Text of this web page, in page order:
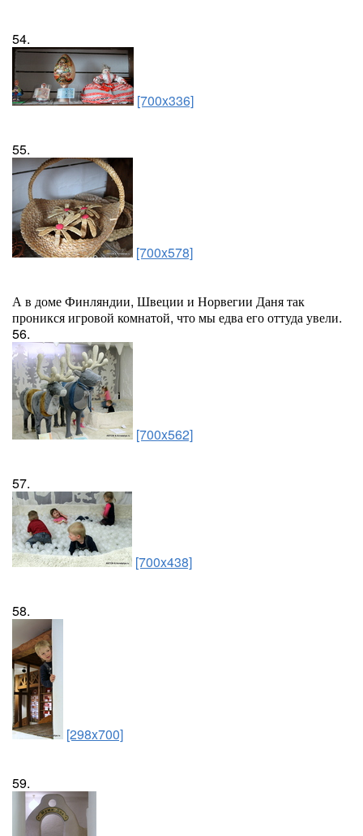
54.
[700x336]
55.
[700x578]
А в доме Финляндии, Швеции и Норвегии Даня так
проникся игровой комнатой, что мы едва его оттуда увели.
56.
[700x562]
57.
[700x438]
58.
[298x700]
59.